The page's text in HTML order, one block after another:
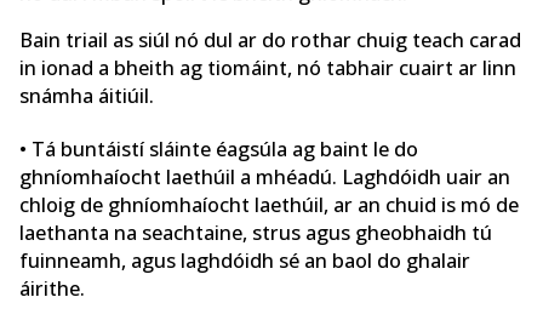
Bain triail as siúl nó dul ar do rothar chuig teach carad
in ionad a bheith ag tiomáint, nó tabhair cuairt ar linn
snámha áitiúil.
• Tá buntáistí sláinte éagsúla ag baint le do
ghníomhaíocht laethúil a mhéadú. Laghdóidh uair an
chloig de ghníomhaíocht laethúil, ar an chuid is mó de
laethanta na seachtaine, strus agus gheobhaidh tú
fuinneamh, agus laghdóidh sé an baol do ghalair
áirithe.